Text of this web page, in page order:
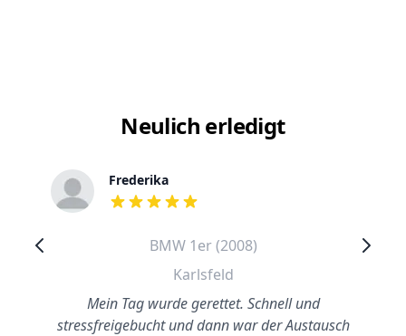
Neulich erledigt
Frederika
out of 5 stars
BMW 1er (2008)
Karlsfeld
Mein Tag wurde gerettet. Schnell und
stressfreigebucht und dann war der Austausch